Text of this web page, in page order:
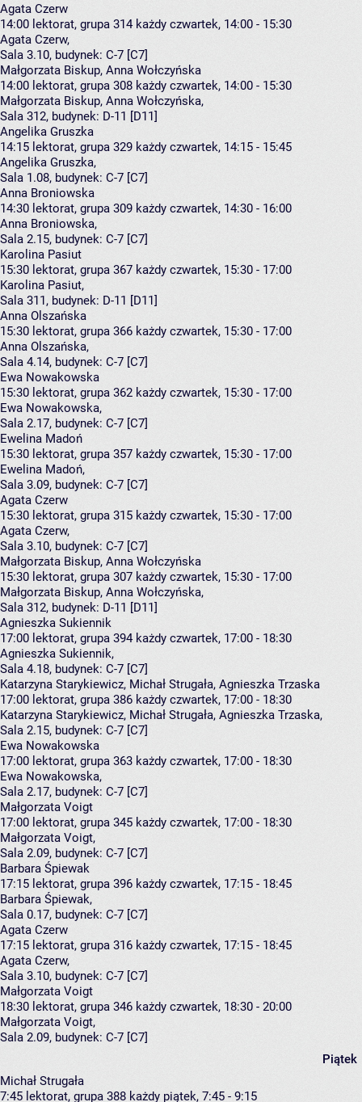
Agata Czerw
14:00 lektorat, grupa 314 każdy czwartek, 14:00 - 15:30
Agata Czerw,
Sala 3.10, budynek: C-7 [C7]
Małgorzata Biskup, Anna Wołczyńska
14:00 lektorat, grupa 308 każdy czwartek, 14:00 - 15:30
Małgorzata Biskup, Anna Wołczyńska,
Sala 312, budynek: D-11 [D11]
Angelika Gruszka
14:15 lektorat, grupa 329 każdy czwartek, 14:15 - 15:45
Angelika Gruszka,
Sala 1.08, budynek: C-7 [C7]
Anna Broniowska
14:30 lektorat, grupa 309 każdy czwartek, 14:30 - 16:00
Anna Broniowska,
Sala 2.15, budynek: C-7 [C7]
Karolina Pasiut
15:30 lektorat, grupa 367 każdy czwartek, 15:30 - 17:00
Karolina Pasiut,
Sala 311, budynek: D-11 [D11]
Anna Olszańska
15:30 lektorat, grupa 366 każdy czwartek, 15:30 - 17:00
Anna Olszańska,
Sala 4.14, budynek: C-7 [C7]
Ewa Nowakowska
15:30 lektorat, grupa 362 każdy czwartek, 15:30 - 17:00
Ewa Nowakowska,
Sala 2.17, budynek: C-7 [C7]
Ewelina Madoń
15:30 lektorat, grupa 357 każdy czwartek, 15:30 - 17:00
Ewelina Madoń,
Sala 3.09, budynek: C-7 [C7]
Agata Czerw
15:30 lektorat, grupa 315 każdy czwartek, 15:30 - 17:00
Agata Czerw,
Sala 3.10, budynek: C-7 [C7]
Małgorzata Biskup, Anna Wołczyńska
15:30 lektorat, grupa 307 każdy czwartek, 15:30 - 17:00
Małgorzata Biskup, Anna Wołczyńska,
Sala 312, budynek: D-11 [D11]
Agnieszka Sukiennik
17:00 lektorat, grupa 394 każdy czwartek, 17:00 - 18:30
Agnieszka Sukiennik,
Sala 4.18, budynek: C-7 [C7]
Katarzyna Starykiewicz, Michał Strugała, Agnieszka Trzaska
17:00 lektorat, grupa 386 każdy czwartek, 17:00 - 18:30
Katarzyna Starykiewicz, Michał Strugała, Agnieszka Trzaska,
Sala 2.15, budynek: C-7 [C7]
Ewa Nowakowska
17:00 lektorat, grupa 363 każdy czwartek, 17:00 - 18:30
Ewa Nowakowska,
Sala 2.17, budynek: C-7 [C7]
Małgorzata Voigt
17:00 lektorat, grupa 345 każdy czwartek, 17:00 - 18:30
Małgorzata Voigt,
Sala 2.09, budynek: C-7 [C7]
Barbara Śpiewak
17:15 lektorat, grupa 396 każdy czwartek, 17:15 - 18:45
Barbara Śpiewak,
Sala 0.17, budynek: C-7 [C7]
Agata Czerw
17:15 lektorat, grupa 316 każdy czwartek, 17:15 - 18:45
Agata Czerw,
Sala 3.10, budynek: C-7 [C7]
Małgorzata Voigt
18:30 lektorat, grupa 346 każdy czwartek, 18:30 - 20:00
Małgorzata Voigt,
Sala 2.09, budynek: C-7 [C7]
Piątek
Michał Strugała
7:45 lektorat, grupa 388 każdy piątek, 7:45 - 9:15